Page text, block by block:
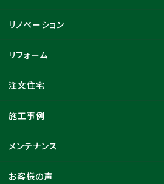
リノベーション
リフォーム
注文住宅
施工事例
メンテナンス
お客様の声